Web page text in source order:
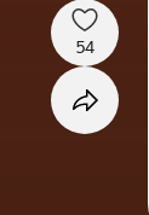
54